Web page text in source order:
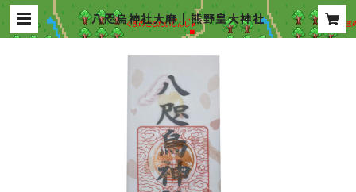
八咫烏神社大麻 | 熊野皇大神社